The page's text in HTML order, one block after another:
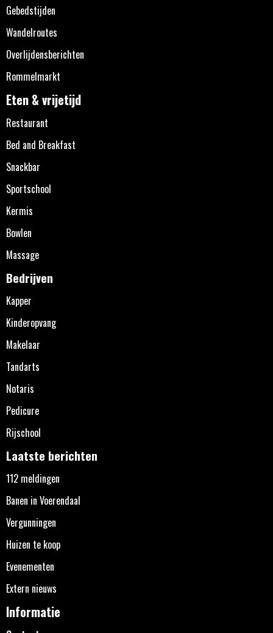
Gebedstijden
Wandelroutes
Overlijdensberichten
Rommelmarkt
Eten & vrijetijd
Restaurant
Bed and Breakfast
Snackbar
Sportschool
Kermis
Bowlen
Massage
Bedrijven
Kapper
Kinderopvang
Makelaar
Tandarts
Notaris
Pedicure
Rijschool
Laatste berichten
112 meldingen
Banen in Voerendaal
Vergunningen
Huizen te koop
Evenementen
Extern nieuws
Informatie